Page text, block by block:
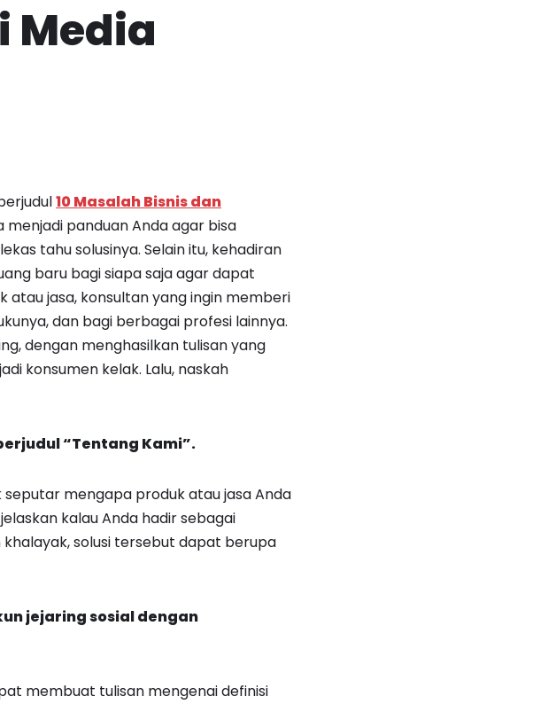
Media
10 Masalah Bisnis dan
menjadi panduan Anda agar bisa
tahu solusinya. Selain itu, kehadiran
baru bagi siapa saja agar dapat
atau jasa, konsultan yang ingin memberi
dan bagi berbagai profesi lainnya.
dengan menghasilkan tulisan yang
konsumen kelak. Lalu, naskah
“Tentang Kami”.
mengapa produk atau jasa Anda
kalau Anda hadir sebagai
solusi tersebut dapat berupa
jejaring sosial dengan
membuat tulisan mengenai definisi